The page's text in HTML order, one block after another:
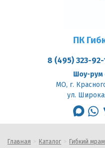
ПК
8 (495) 323-
Шоу-рум
МО, г.
ул.
max
Главная Каталог Гибкий